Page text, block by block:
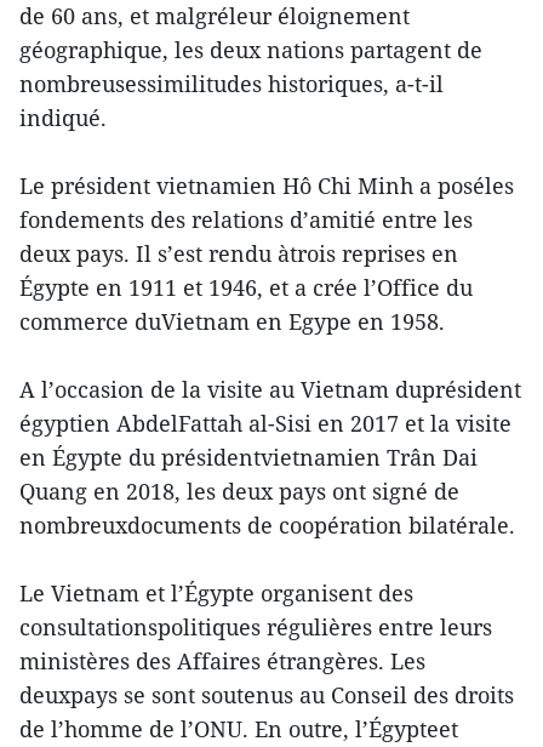
de 60 ans, et malgréleur éloignement
géographique, les deux nations partagent de
nombreusessimilitudes historiques, a-t-il
indiqué.
Le président vietnamien Hô Chi Minh a poséles
fondements des relations d’amitié entre les
deux pays. Il s’est rendu àtrois reprises en
Égypte en 1911 et 1946, et a crée l’Office du
commerce duVietnam en Egype en 1958.
A l’occasion de la visite au Vietnam duprésident
égyptien AbdelFattah al-Sisi en 2017 et la visite
en Égypte du présidentvietnamien Trân Dai
Quang en 2018, les deux pays ont signé de
nombreuxdocuments de coopération bilatérale.
Le Vietnam et l’Égypte organisent des
consultationspolitiques régulières entre leurs
ministères des Affaires étrangères. Les
deuxpays se sont soutenus au Conseil des droits
de l’homme de l’ONU. En outre, l’Égypteet